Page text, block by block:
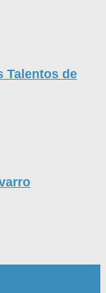
Talentos de